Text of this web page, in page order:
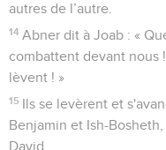
autres de l’autre.
14 Abner dit à Joab : «
combattent devant nous
lèvent ! »
15 Ils se levèrent et
Benjamin et Ish-
David.